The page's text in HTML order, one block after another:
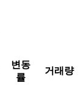
변동
률
거래량